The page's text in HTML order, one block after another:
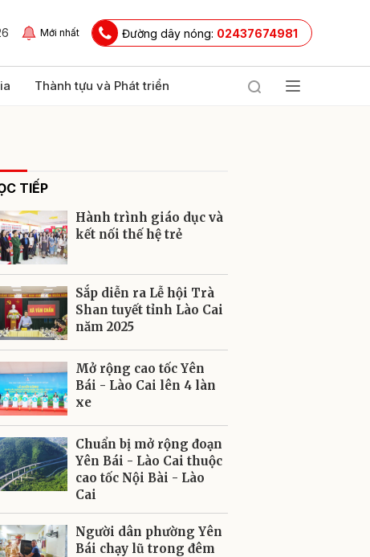
Mới nhất Đường dây nóng: 02437674981
Thành tựu và Phát triển
TIẾP
Hành trình giáo dục và
kết nối thế hệ trẻ
Sắp diễn ra Lễ hội Trà
Shan tuyết tỉnh Lào Cai
năm 2025
Mở rộng cao tốc Yên
Bái - Lào Cai lên 4 làn
xe
Chuẩn bị mở rộng đoạn
Yên Bái - Lào Cai thuộc
cao tốc Nội Bài - Lào
Cai
Người dân phường Yên
Bái chạy lũ trong đêm
Gửi